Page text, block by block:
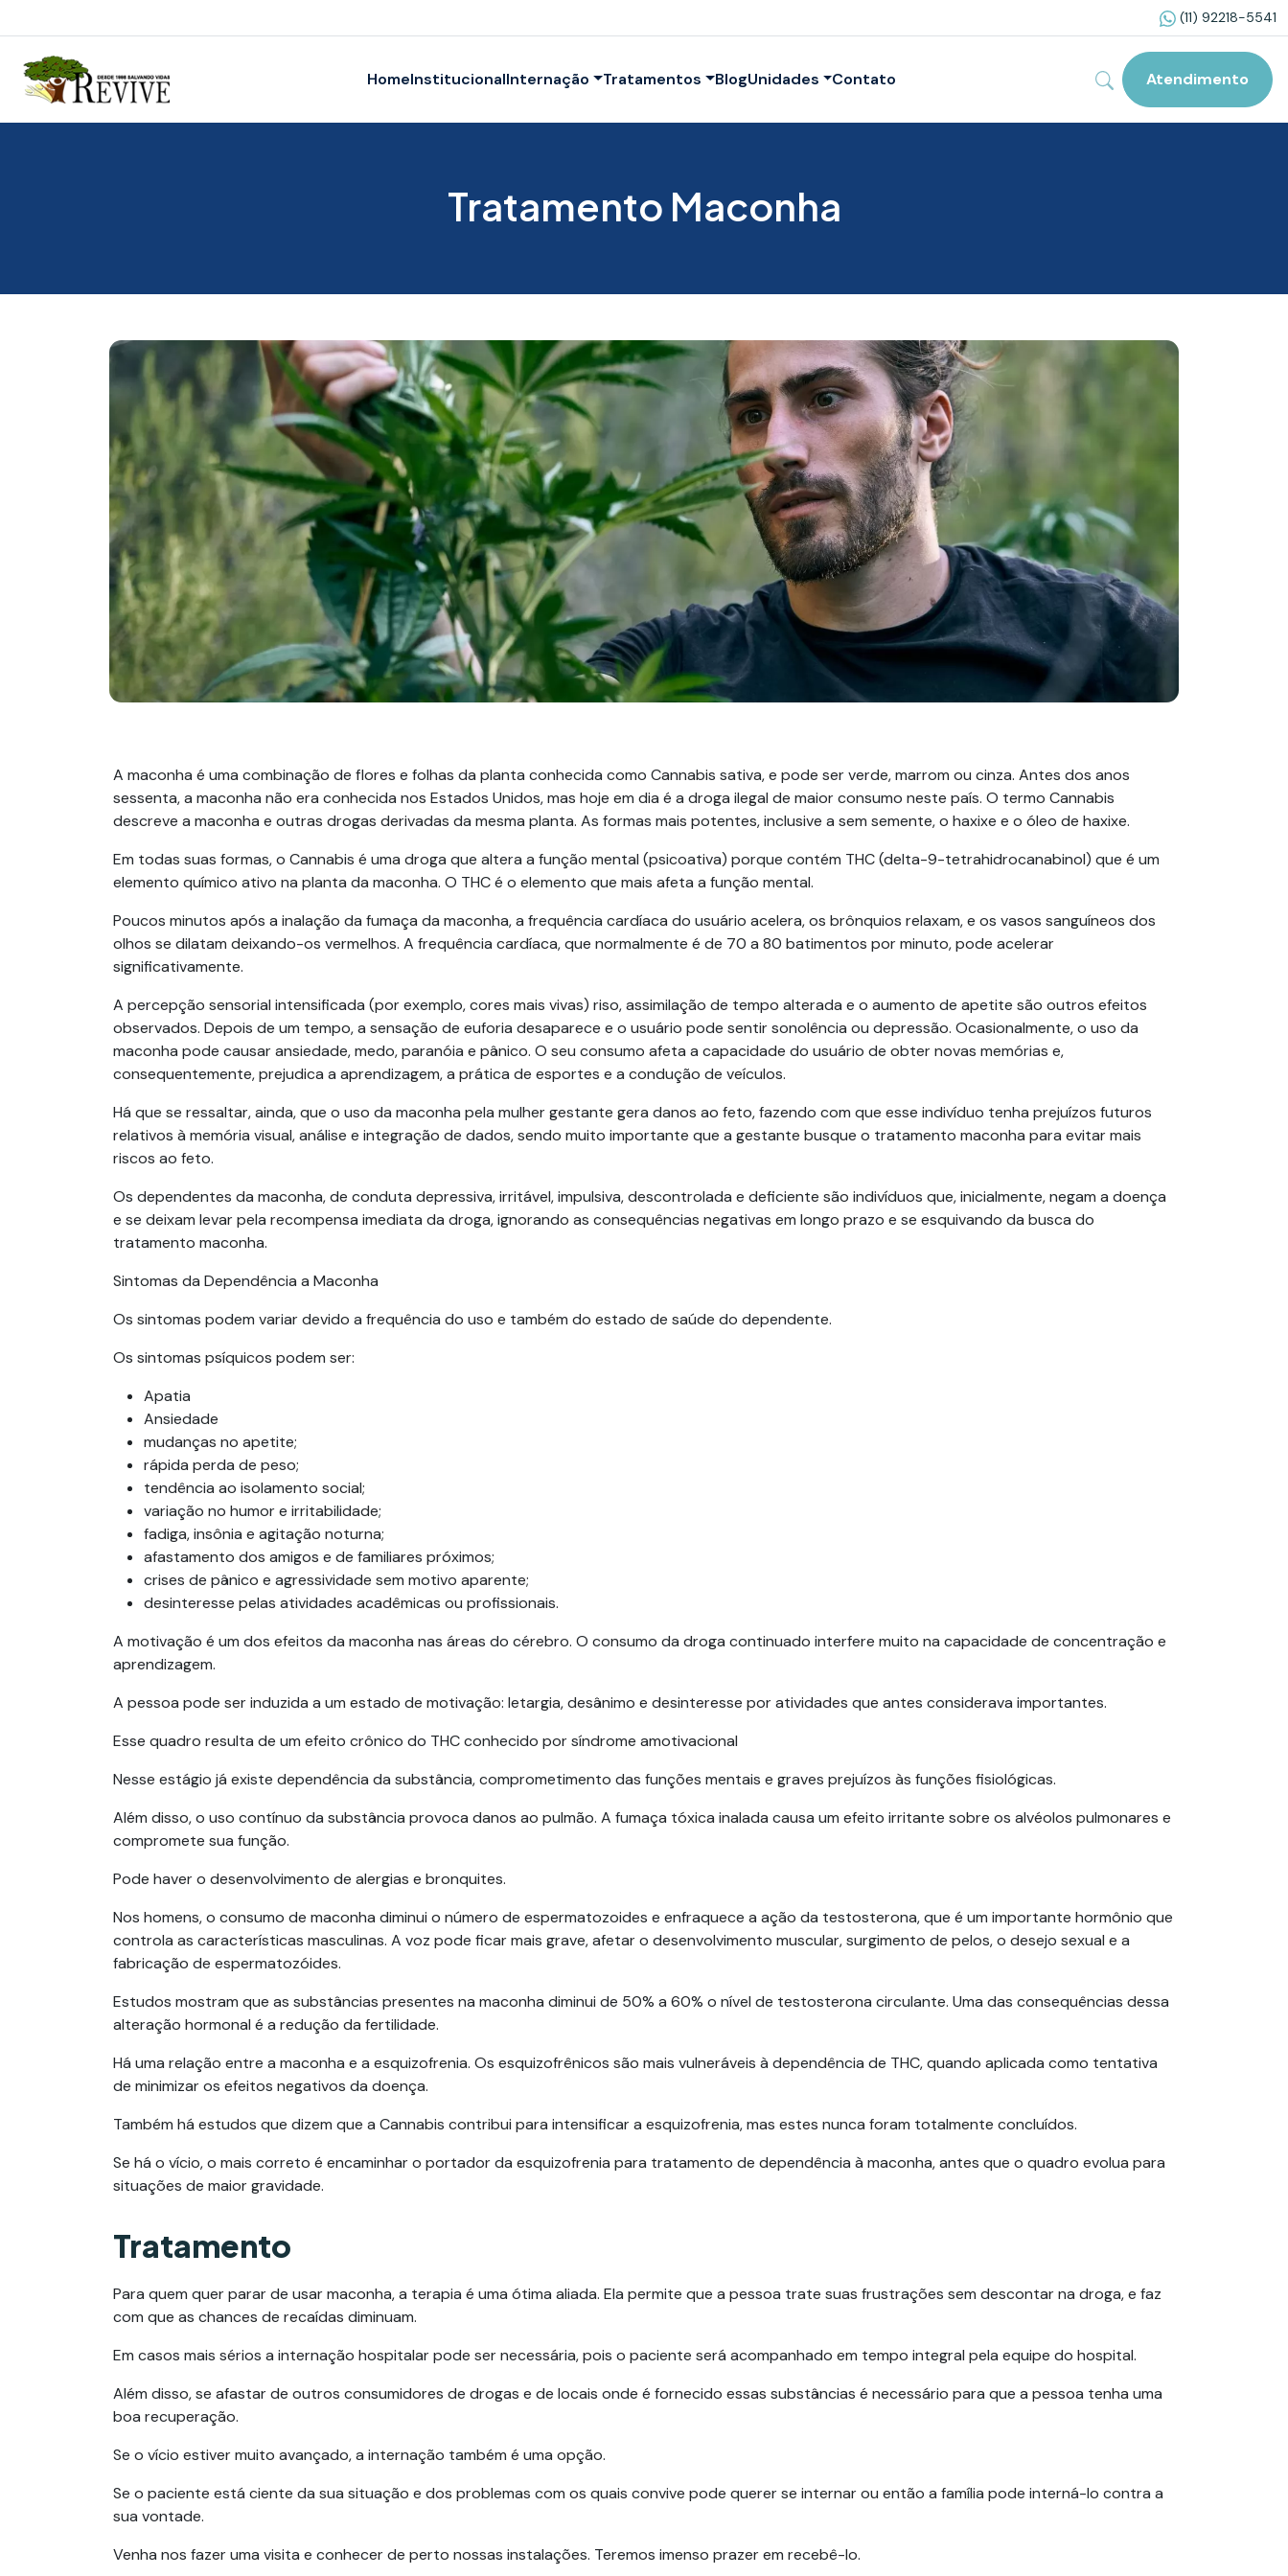
(11) 92218-5541
HomeInstitucionalInternação Tratamentos BlogUnidades Contato Atendimento
Tratamento Maconha
A maconha é uma combinação de flores e folhas da planta conhecida como Cannabis sativa, e pode ser verde, marrom ou cinza. Antes dos anos
sessenta, a maconha não era conhecida nos Estados Unidos, mas hoje em dia é a droga ilegal de maior consumo neste país. O termo Cannabis
descreve a maconha e outras drogas derivadas da mesma planta. As formas mais potentes, inclusive a sem semente, o haxixe e o óleo de haxixe.
Em todas suas formas, o Cannabis é uma droga que altera a função mental (psicoativa) porque contém THC (delta-9-tetrahidrocanabinol) que é um
elemento químico ativo na planta da maconha. O THC é o elemento que mais afeta a função mental.
Poucos minutos após a inalação da fumaça da maconha, a frequência cardíaca do usuário acelera, os brônquios relaxam, e os vasos sanguíneos dos
olhos se dilatam deixando-os vermelhos. A frequência cardíaca, que normalmente é de 70 a 80 batimentos por minuto, pode acelerar
significativamente.
A percepção sensorial intensificada (por exemplo, cores mais vivas) riso, assimilação de tempo alterada e o aumento de apetite são outros efeitos
observados. Depois de um tempo, a sensação de euforia desaparece e o usuário pode sentir sonolência ou depressão. Ocasionalmente, o uso da
maconha pode causar ansiedade, medo, paranóia e pânico. O seu consumo afeta a capacidade do usuário de obter novas memórias e,
consequentemente, prejudica a aprendizagem, a prática de esportes e a condução de veículos.
Há que se ressaltar, ainda, que o uso da maconha pela mulher gestante gera danos ao feto, fazendo com que esse indivíduo tenha prejuízos futuros
relativos à memória visual, análise e integração de dados, sendo muito importante que a gestante busque o tratamento maconha para evitar mais
riscos ao feto.
Os dependentes da maconha, de conduta depressiva, irritável, impulsiva, descontrolada e deficiente são indivíduos que, inicialmente, negam a doença
e se deixam levar pela recompensa imediata da droga, ignorando as consequências negativas em longo prazo e se esquivando da busca do
tratamento maconha.
Sintomas da Dependência a Maconha
Os sintomas podem variar devido a frequência do uso e também do estado de saúde do dependente.
Os sintomas psíquicos podem ser:
Apatia
Ansiedade
mudanças no apetite;
rápida perda de peso;
tendência ao isolamento social;
variação no humor e irritabilidade;
fadiga, insônia e agitação noturna;
afastamento dos amigos e de familiares próximos;
crises de pânico e agressividade sem motivo aparente;
desinteresse pelas atividades acadêmicas ou profissionais.
A motivação é um dos efeitos da maconha nas áreas do cérebro. O consumo da droga continuado interfere muito na capacidade de concentração e
aprendizagem.
A pessoa pode ser induzida a um estado de motivação: letargia, desânimo e desinteresse por atividades que antes considerava importantes.
Esse quadro resulta de um efeito crônico do THC conhecido por síndrome amotivacional
Nesse estágio já existe dependência da substância, comprometimento das funções mentais e graves prejuízos às funções fisiológicas.
Além disso, o uso contínuo da substância provoca danos ao pulmão. A fumaça tóxica inalada causa um efeito irritante sobre os alvéolos pulmonares e
compromete sua função.
Pode haver o desenvolvimento de alergias e bronquites.
Nos homens, o consumo de maconha diminui o número de espermatozoides e enfraquece a ação da testosterona, que é um importante hormônio que
controla as características masculinas. A voz pode ficar mais grave, afetar o desenvolvimento muscular, surgimento de pelos, o desejo sexual e a
fabricação de espermatozóides.
Estudos mostram que as substâncias presentes na maconha diminui de 50% a 60% o nível de testosterona circulante. Uma das consequências dessa
alteração hormonal é a redução da fertilidade.
Há uma relação entre a maconha e a esquizofrenia. Os esquizofrênicos são mais vulneráveis à dependência de THC, quando aplicada como tentativa
de minimizar os efeitos negativos da doença.
Também há estudos que dizem que a Cannabis contribui para intensificar a esquizofrenia, mas estes nunca foram totalmente concluídos.
Se há o vício, o mais correto é encaminhar o portador da esquizofrenia para tratamento de dependência à maconha, antes que o quadro evolua para
situações de maior gravidade.
Tratamento
Para quem quer parar de usar maconha, a terapia é uma ótima aliada. Ela permite que a pessoa trate suas frustrações sem descontar na droga, e faz
com que as chances de recaídas diminuam.
Em casos mais sérios a internação hospitalar pode ser necessária, pois o paciente será acompanhado em tempo integral pela equipe do hospital.
Além disso, se afastar de outros consumidores de drogas e de locais onde é fornecido essas substâncias é necessário para que a pessoa tenha uma
boa recuperação.
Se o vício estiver muito avançado, a internação também é uma opção.
Se o paciente está ciente da sua situação e dos problemas com os quais convive pode querer se internar ou então a família pode interná-lo contra a
sua vontade.
Venha nos fazer uma visita e conhecer de perto nossas instalações. Teremos imenso prazer em recebê-lo.